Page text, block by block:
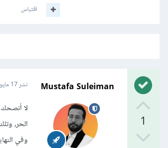
اقتباس
1
Mustafa Suleiman نشر17 مايو 2023
لا أنصحك
الحر،
وفي